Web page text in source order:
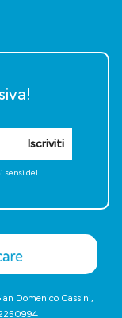
Iscriviti
sensi del
Domenico Cassini,